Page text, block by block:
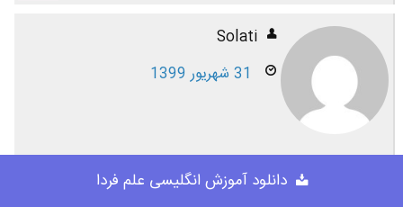
Solati
31 شهریور 1399
سلام وقت بخیر بنده یک عدد گوشی a51ساخت فنلاند خریدمدانلود آموزش انگلیسی علم فردا